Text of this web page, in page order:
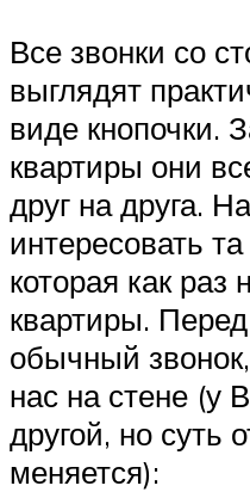
Все звонки со
выглядят
виде кнопочки.
квартиры они
друг на друга.
интересовать
которая как раз
квартиры.
обычный
нас на стене (у
другой, но суть
меняется):